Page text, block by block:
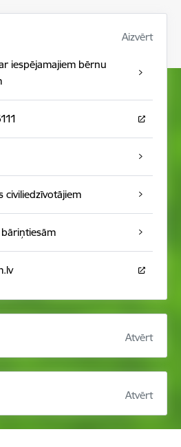
Aizvērt
iespējamajiem bērnu
civiliedzīvotājiem
Atvērt
Atvērt